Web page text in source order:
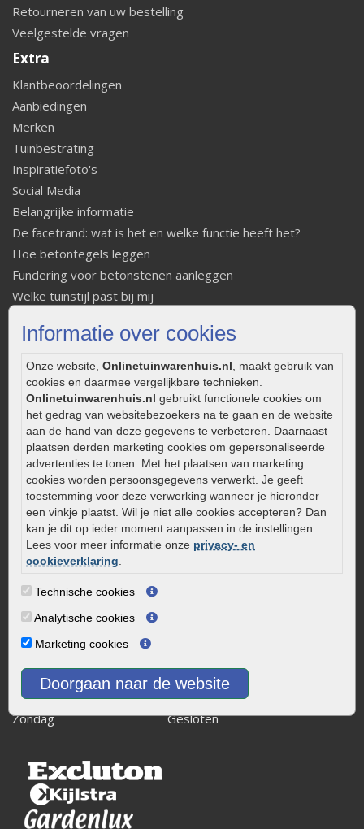
Informatie over cookies
Onze website, Onlinetuinwarenhuis.nl, maakt gebruik van
cookies en daarmee vergelijkbare technieken.
Onlinetuinwarenhuis.nl gebruikt functionele cookies om
het gedrag van websitebezoekers na te gaan en de website
aan de hand van deze gegevens te verbeteren. Daarnaast
plaatsen derden marketing cookies om gepersonaliseerde
advertenties te tonen. Met het plaatsen van marketing
cookies worden persoonsgegevens verwerkt. Je geeft
toestemming voor deze verwerking wanneer je hieronder
een vinkje plaatst. Wil je niet alle cookies accepteren? Dan
kan je dit op ieder moment aanpassen in de instellingen.
Lees voor meer informatie onze privacy- en
cookieverklaring.
Technische cookies
Analytische cookies
Marketing cookies
Doorgaan naar de website
Retourneren van uw bestelling
Veelgestelde vragen
Extra
Klantbeoordelingen
Aanbiedingen
Merken
Tuinbestrating
Inspiratiefoto's
Social Media
Belangrijke informatie
De facetrand: wat is het en welke functie heeft het?
Hoe betontegels leggen
Fundering voor betonstenen aanleggen
Welke tuinstijl past bij mij
Legverbanden gebakken bestrating
Onderhoud van gebakken bestrating
Aanlegtips voor gebakken bestrating
Zelf een terras aanleggen
Kleine stadstuin inrichten
0320 – 219170
Kaapstanderweg 41
8243 RB Lelystad
info@onlinetuinwarenhuis.nl
Routebeschrijving
Openingstijden
Maandag
Dinsdag
Woensdag
Vrijdag
08:00 - 17:00
Zaterdag
08:00 - 15.00
Zondag
Gesloten